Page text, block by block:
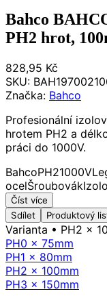
Bahco
PH2 hrot,
828,95 Kč
SKU:
Značka: Bahco
Profesionální
hrotem PH2 a
práci do 1000V.
BahcoPH21000V
ocelŠroubovák
Číst více
Sdílet
Produktový
Varianta • PH2 x
PH0 x 75mm
PH1 x 80mm
PH2 x 100mm
PH3 x 150mm